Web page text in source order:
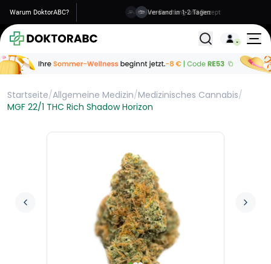
Warum DoktorABC? Versand in 1-2 Tagen
Alle
Startseite/Allgemeine Medizin/Medizinisches Cannabis/
MGF 22/1 THC Rich Shadow Horizon